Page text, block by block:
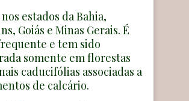
estados da Bahia,
Goiás e Minas Gerais. É
e tem sido
somente em florestas
caducifólias associadas a
de calcário.